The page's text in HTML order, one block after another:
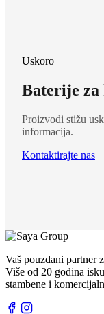
Uskoro
Baterije za
Proizvodi stižu
informacija.
Kontaktirajte nas
Vaš pouzdani partner
Više od 20 godina
stambene i